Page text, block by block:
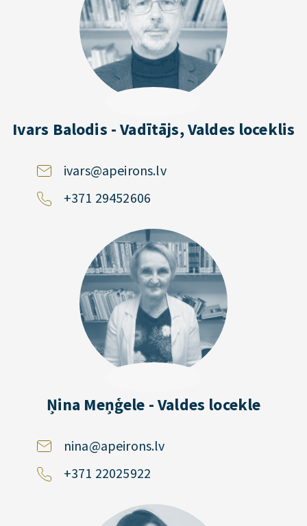
Ivars Balodis - Vadītājs, Valdes loceklis
ivars@apeirons.lv
+371 29452606
Ņina Meņģele - Valdes locekle
nina@apeirons.lv
+371 22025922